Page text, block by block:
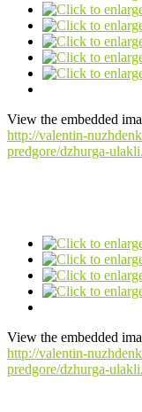
View the embedded
http://valentin-
predgore/dzhurga-
View the embedded
http://valentin-
predgore/dzhurga-